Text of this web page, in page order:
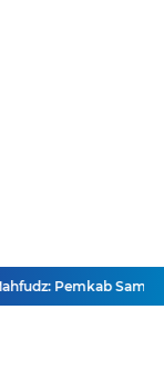
Pemkab